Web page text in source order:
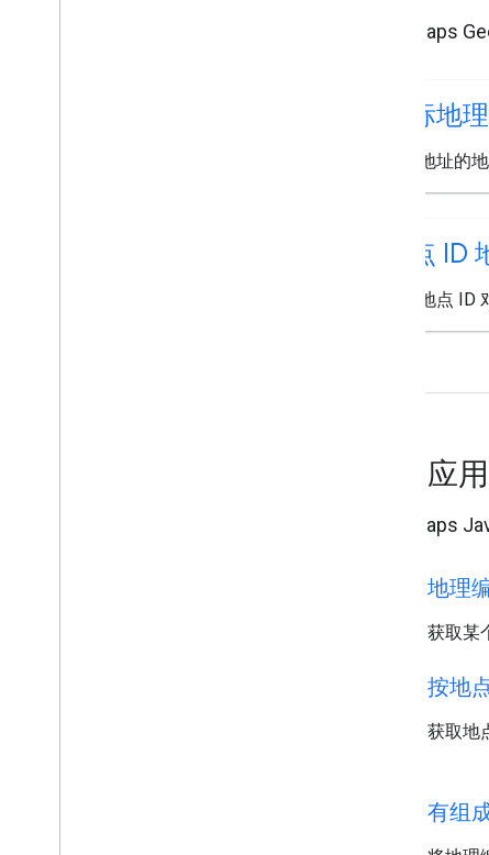
了解 Maps
坐标地
获取地址的
地点 ID
获取地点 ID
示例应用
使用 Maps
地理
获取某
按地
获取地
有组